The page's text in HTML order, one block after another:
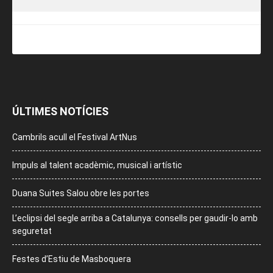
ÚLTIMES NOTÍCIES
Cambrils acull el Festival ArtNus
Impuls al talent acadèmic, musical i artístic
Duana Suites Salou obre les portes
L’eclipsi del segle arriba a Catalunya: consells per gaudir-lo amb
seguretat
Festes d’Estiu de Masboquera